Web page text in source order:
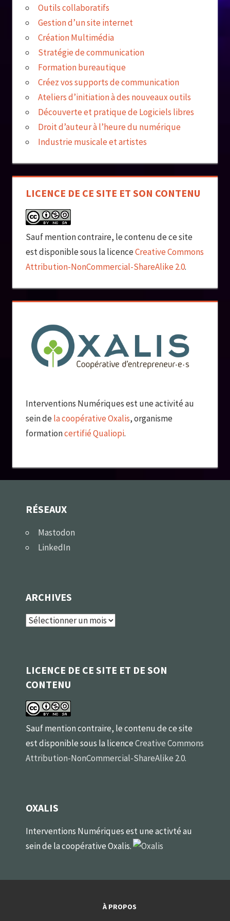
Outils collaboratifs
Gestion d’un site internet
Création Multimédia
Stratégie de communication
Formation bureautique
Créez vos supports de communication
Ateliers d’initiation à des nouveaux outils
Découverte et pratique de Logiciels libres
Droit d’auteur à l’heure du numérique
Industrie musicale et artistes
LICENCE DE CE SITE ET SON CONTENU
Sauf mention contraire, le contenu de ce site
est disponible sous la licenceCreative Commons
Attribution-NonCommercial-ShareAlike 2.0.
Interventions Numériques est une activité au
sein dela coopérative Oxalis, organisme
formationcertifié Qualiopi.
RÉSEAUX
Mastodon
LinkedIn
ARCHIVES
Archives
LICENCE DE CE SITE ET DE SON
CONTENU
Sauf mention contraire, le contenu de ce site
est disponible sous la licenceCreative Commons
Attribution-NonCommercial-ShareAlike 2.0.
OXALIS
Interventions Numériques est une activté au
sein de la coopérative Oxalis.
À PROPOS